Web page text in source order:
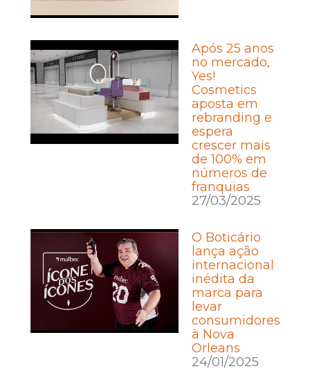
Após 25 anos
no mercado,
Yes!
Cosmetics
aposta em
rebranding e
espera
crescer mais
de 100% em
números de
franquias
27/03/2025
O Boticário
lança ação
internacional
inédita da
marca para
levar
consumidores
à Nova
Orleans
24/01/2025